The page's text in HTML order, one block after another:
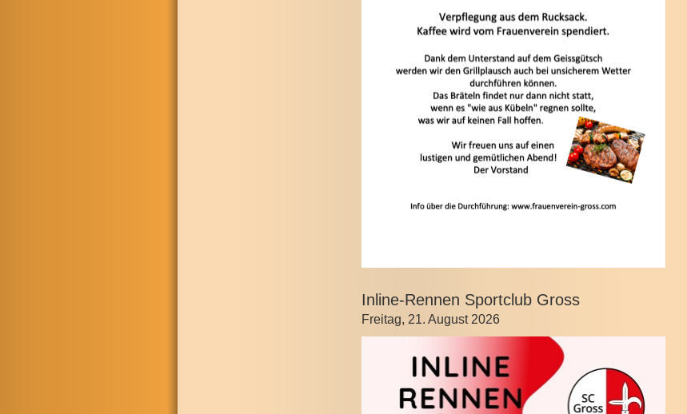
Inline-Rennen Sportclub Gross
Freitag, 21. August 2026